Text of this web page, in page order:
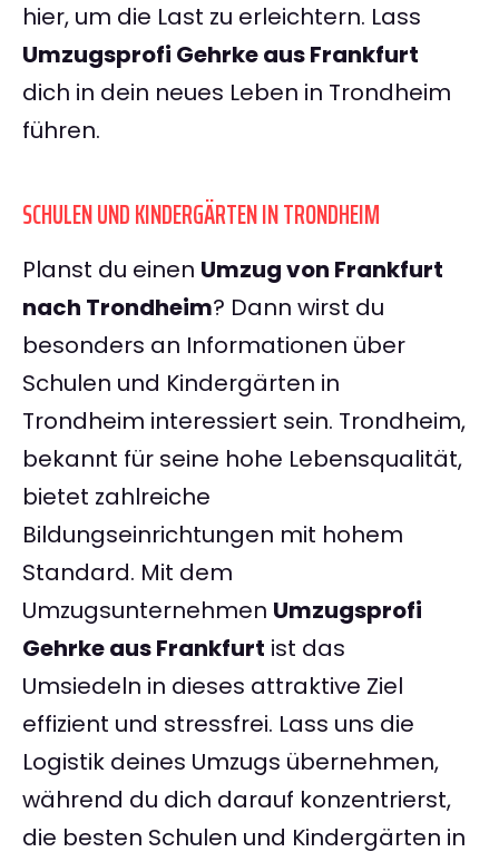
hier, um die Last zu erleichtern. Lass
Umzugsprofi Gehrke aus Frankfurt
dich in dein neues Leben in Trondheim
führen.
SCHULEN UND KINDERGÄRTEN IN TRONDHEIM
Planst du einen Umzug von Frankfurt
nach Trondheim? Dann wirst du
besonders an Informationen über
Schulen und Kindergärten in
Trondheim interessiert sein. Trondheim,
bekannt für seine hohe Lebensqualität,
bietet zahlreiche
Bildungseinrichtungen mit hohem
Standard. Mit dem
Umzugsunternehmen Umzugsprofi
Gehrke aus Frankfurt ist das
Umsiedeln in dieses attraktive Ziel
effizient und stressfrei. Lass uns die
Logistik deines Umzugs übernehmen,
während du dich darauf konzentrierst,
die besten Schulen und Kindergärten in